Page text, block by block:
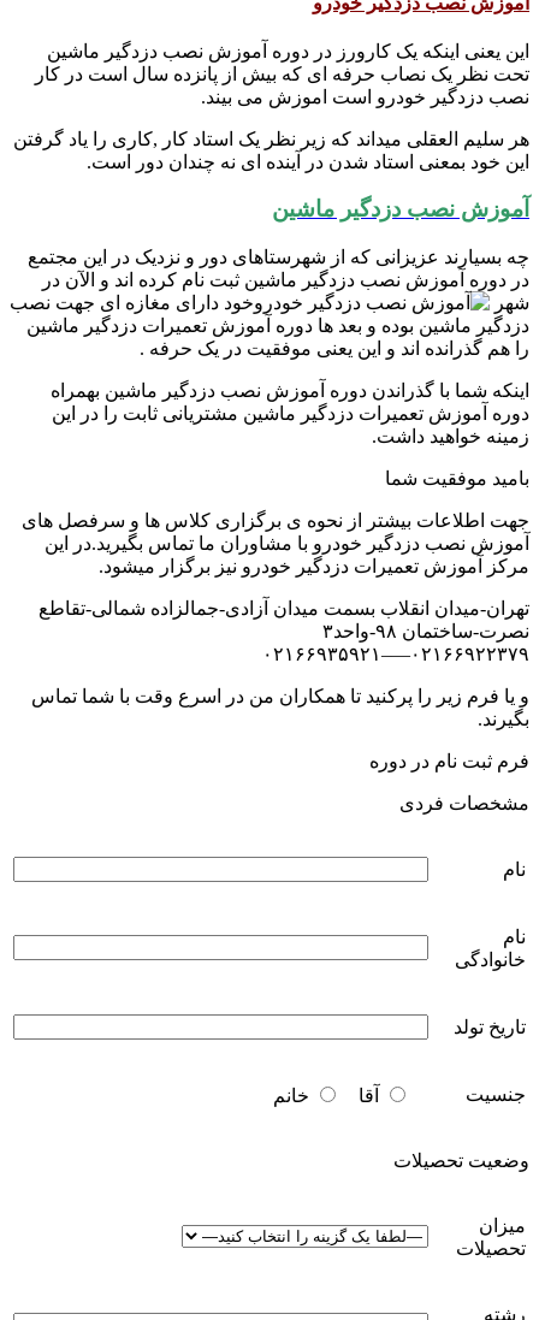
این یعنی اینکه یک کارورز در دوره آموزش نصب دزدگیر ماشین
تحت نظر یک نصاب حرفه ای که بیش از پانزده سال است در کار
نصب دزدگیر خودرو است اموزش می بیند.
هر سلیم العقلی میداند که زیر نظر یک استاد کار ,کاری را یاد گرفتن
این خود بمعنی استاد شدن در آینده ای نه چندان دور است.
آموزش نصب دزدگیر ماشین
چه بسیارند عزیزانی که از شهرستاهای دور و نزدیک در این مجتمع
در دوره آموزش نصب دزدگیر ماشین ثبت نام کرده اند و الآن در
شهر
خود دارای مغازه ای جهت نصب
دزدگیر ماشین بوده و بعد ها دوره آموزش تعمیرات دزدگیر ماشین
را هم گذرانده اند و این یعنی موفقیت در یک حرفه .
اینکه شما با گذراندن دوره آموزش نصب دزدگیر ماشین بهمراه
دوره آموزش تعمیرات دزدگیر ماشین مشتریانی ثابت را در این
زمینه خواهید داشت.
بامید موفقیت شما
جهت اطلاعات بیشتر از نحوه ی برگزاری کلاس ها و سرفصل های
آموزش نصب دزدگیر خودرو با مشاوران ما تماس بگیرید.در این
مرکز آموزش تعمیرات دزدگیر خودرو نیز برگزار میشود.
تهران-میدان انقلاب بسمت میدان آزادی-جمالزاده شمالی-تقاطع
نصرت-ساختمان ۹۸-واحد۳
۰۲۱۶۶۹۲۲۳۷۹—–۰۲۱۶۶۹۳۵۹۲۱
و یا فرم زیر را پرکنید تا همکاران من در اسرع وقت با شما تماس
بگیرند.
فرم ثبت نام در دوره
مشخصات فردی
نام
نام
خانوادگی
تاریخ تولد
جنسیت آقا خانم
وضعیت تحصیلات
میزان
تحصیلات
رشته